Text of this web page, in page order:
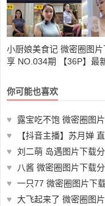
小厨娘美食记 微密圈图
享 NO.034期 【36P】最
你可能也喜欢
♥ 露宝吃不饱 微密圈图片下载分
♥
【抖音主播】苏月婵 直播跳舞
♥ 刘二萌 岛遇图片下载分享
♥
八酱 微密圈图片下载
♥ 一只77 微密圈图片下载分享
♥ 大飞起来了 微密圈图片